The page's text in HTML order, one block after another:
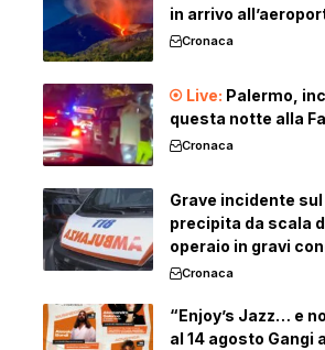
in arrivo
Cronaca
Palermo,
questa notte alla
Cronaca
Grave incidente sul
precipita da scala
operaio in gravi
Cronaca
“Enjoy’s Jazz… e
al 14 agosto Gangi